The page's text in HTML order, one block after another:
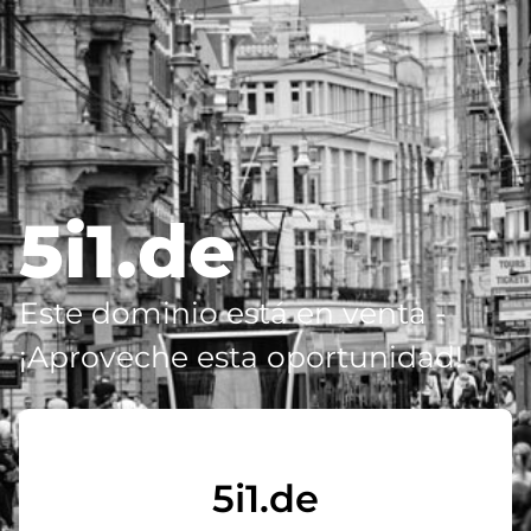
5i1.de
Este dominio está en venta -
¡Aproveche esta oportunidad!
5i1.de